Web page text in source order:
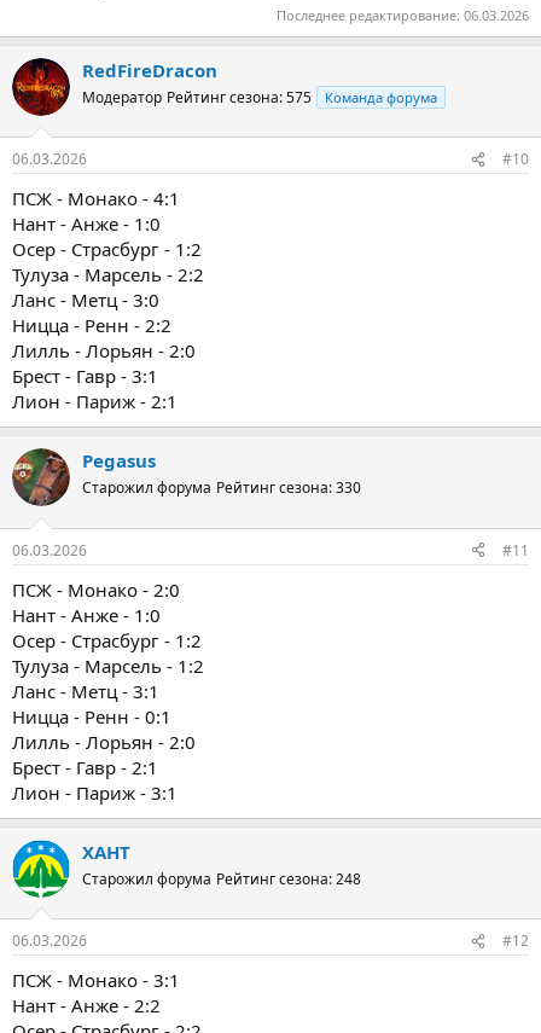
Последнее редактирование: 06.03.2026
RedFireDracon
Модератор Рейтинг сезона: 575 Команда форума
06.03.2026 #10
ПСЖ - Монако - 4:1
Нант - Анже - 1:0
Осер - Страсбург - 1:2
Тулуза - Марсель - 2:2
Ланс - Метц - 3:0
Ницца - Ренн - 2:2
Лилль - Лорьян - 2:0
Брест - Гавр - 3:1
Лион - Париж - 2:1
Pegasus
Старожил форума Рейтинг сезона: 330
06.03.2026 #11
ПСЖ - Монако - 2:0
Нант - Анже - 1:0
Осер - Страсбург - 1:2
Тулуза - Марсель - 1:2
Ланс - Метц - 3:1
Ницца - Ренн - 0:1
Лилль - Лорьян - 2:0
Брест - Гавр - 2:1
Лион - Париж - 3:1
ХАНТ
Старожил форума Рейтинг сезона: 248
06.03.2026 #12
ПСЖ - Монако - 3:1
Нант - Анже - 2:2